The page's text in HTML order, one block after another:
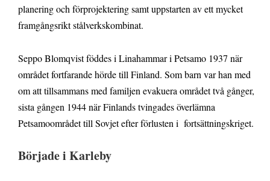
planering och förprojektering samt uppstarten av ett mycket
framgångsrikt stålverkskombinat.
Seppo Blomqvist föddes i Linahammar i Petsamo 1937 när
området fortfarande hörde till Finland. Som barn var han med
om att tillsammans med familjen evakuera området två gånger,
sista gången 1944 när Finlands tvingades överlämna
Petsamoområdet till Sovjet efter förlusten i fortsättningskriget.
Började i Karleby